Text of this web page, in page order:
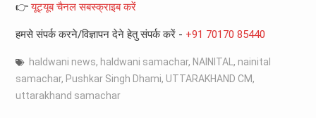
👉यूट्यूब चैनल सबस्क्राइब करें
हमसे संपर्क करने/विज्ञापन देने हेतु संपर्क करें - +91 70170 85440
haldwani news, haldwani samachar, NAINITAL , nainital
samachar, Pushkar Singh Dhami, UTTARAKHAND CM,
uttarakhand samachar